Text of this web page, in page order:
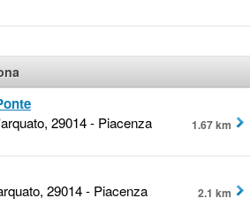
29014 - Piacenza
1.67 km
29014 - Piacenza
2.1 km